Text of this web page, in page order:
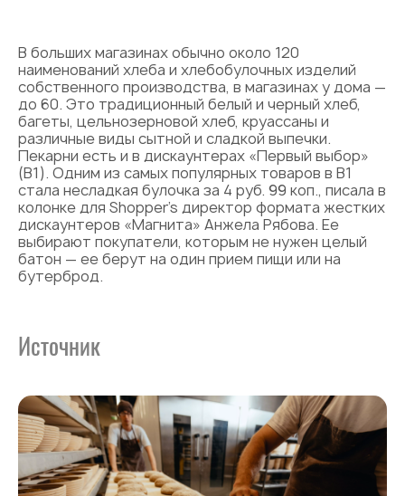
В больших магазинах обычно около 120
наименований хлеба и хлебобулочных изделий
собственного производства, в магазинах у дома —
до 60. Это традиционный белый и черный хлеб,
багеты, цельнозерновой хлеб, круассаны и
различные виды сытной и сладкой выпечки.
Пекарни есть и в дискаунтерах «Первый выбор»
(В1). Одним из самых популярных товаров в В1
стала несладкая булочка за 4 руб. 99 коп., писала в
колонке для Shopper’s директор формата жестких
дискаунтеров «Магнита» Анжела Рябова. Ее
выбирают покупатели, которым не нужен целый
батон — ее берут на один прием пищи или на
бутерброд.
Источник